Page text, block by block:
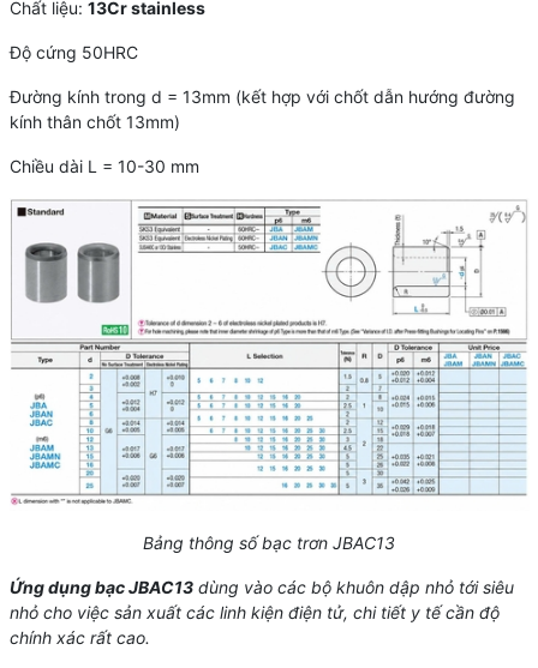
Chất liệu: 13Cr stainless
Độ cứng 50HRC
Đường kính trong d = 13mm (kết hợp với chốt dẫn hướng đường
kính thân chốt 13mm)
Chiều dài L = 10-30 mm
Bảng thông số bạc trơn JBAC13
Ứng dụng bạc JBAC13dùng vào các bộ khuôn dập nhỏ tới siêu
nhỏ cho việc sản xuất các linh kiện điện tử, chi tiết y tế cần độ
chính xác rất cao.